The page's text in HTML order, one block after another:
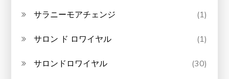
サラニーモアチェンジ (1)
サロン ド ロワイヤル (1)
サロンドロワイヤル (30)